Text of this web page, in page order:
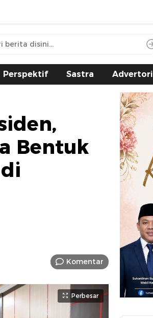
Perspektif Sastra
Bentuk
Komentar
Perbesar